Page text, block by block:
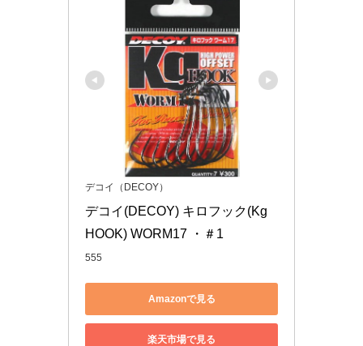
デコイ（DECOY）
デコイ(DECOY) キロフック(Kg
HOOK) WORM17 ・＃1
555
Amazonで見る
楽天市場で見る